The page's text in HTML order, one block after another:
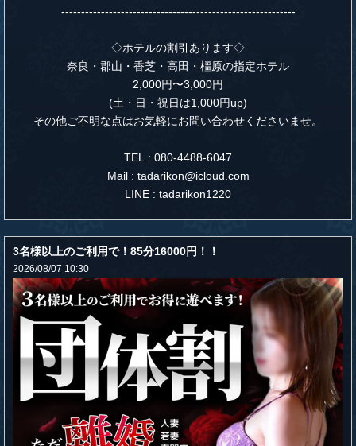
‐‐‐‐‐‐‐‐‐‐‐‐‐‐‐‐‐‐‐‐‐‐‐‐‐‐‐‐‐‐‐‐‐‐‐‐‐‐‐‐‐‐‐‐‐‐‐‐‐‐‐‐‐‐‐‐‐‐‐
◇ホテルの割引あります◇
奈良・郡山・香芝・高田・橿原の指定ホテル
2,000円〜3,000円
(土・日・祝日は1,000円up)
その他ご不明な点はお気軽にお問い合わせくださいませ。
TEL : 080-4488-6047
Mail : tadarikon@icloud.com
LINE : tadarikon1220
3名様以上のご利用で！85分16000円！！
2026/08/07 10:30